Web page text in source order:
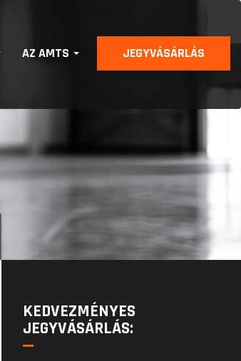
AZ AMTS JEGYVÁSÁRLÁS
KEDVEZMÉNYES
JEGYVÁSÁRLÁS: